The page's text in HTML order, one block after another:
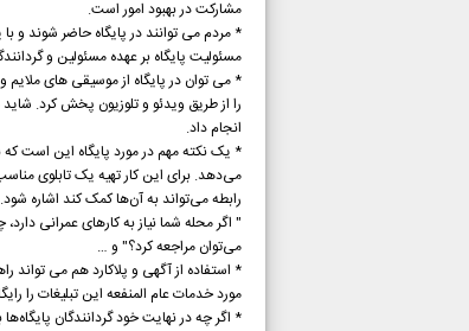
مشارکت در بهبود امور است.
* مردم می توانند در پایگاه حاضر شوند و
مسئولیت پایگاه بر عهده مسئولین و
* می توان در پایگاه از موسیقی های ملایم
را از طریق ویدئو و تلوزیون پخش کرد. شاید
انجام داد.
* یک نکته مهم در مورد پایگاه این است که
می‌دهد. برای این کار تهیه‌ یک تابلوی
رابطه می‌تواند به آن‌ها کمک کند اشاره
" اگر محله شما نیاز به کارهای عمرانی
می‌توان مراجعه کرد؟" و …
* استفاده از آگهی و پلاکارد هم می تواند
مورد خدمات عام المنفعه این تبلیغات را
* اگر چه در نهایت خود گردانندگان